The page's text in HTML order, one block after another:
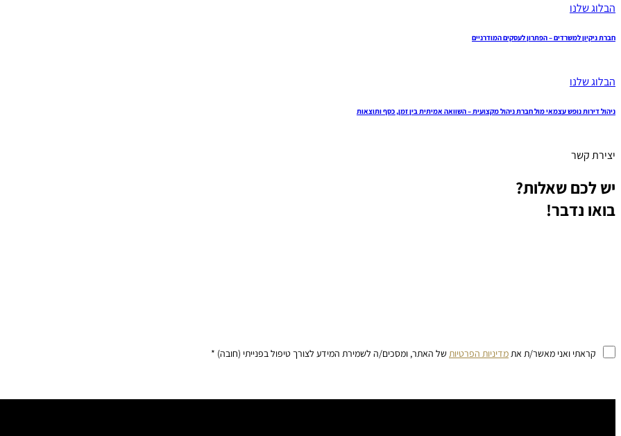
הבלוג שלנו
חברת ניקיון למשרדים – הפתרון לעסקים המודרניים
הבלוג שלנו
ניהול דירות נופש עצמאי מול חברת ניהול מקצועית – השוואה אמיתית בין זמן, כסף ותוצאות
יצירת קשר
יש לכם שאלות?
בואו נדבר!
קראתי ואני מאשר/ת אתמדיניות הפרטיות של האתר, ומסכים/ה לשמירת המידע לצורך טיפול בפנייתי (חובה) *